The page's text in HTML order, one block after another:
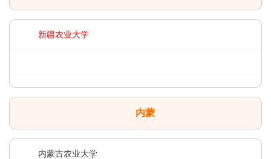
新疆农业大学
内蒙
内蒙古农业大学